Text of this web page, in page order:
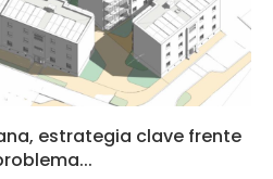
estrategia clave frente